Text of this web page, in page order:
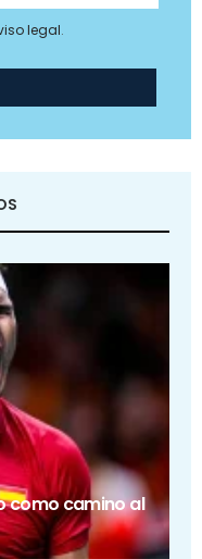
legal.
como camino al